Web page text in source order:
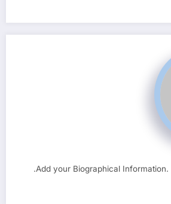
Add your Biographical Information.